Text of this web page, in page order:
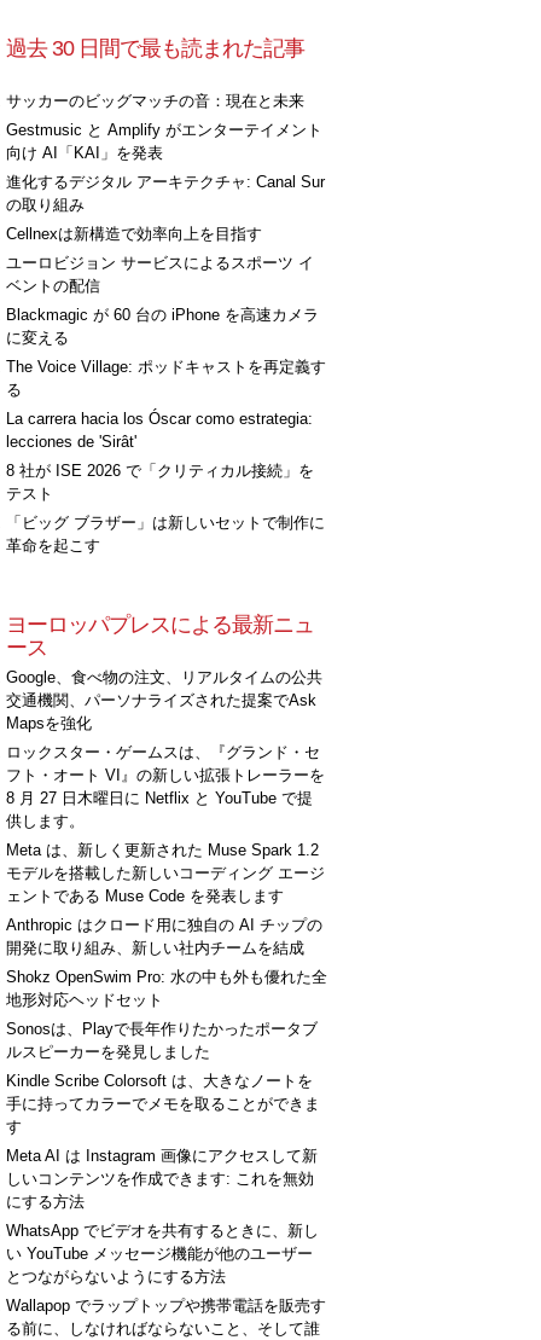
過去 30 日間で最も読まれた記事
サッカーのビッグマッチの音：現在と未来
Gestmusic と Amplify がエンターテイメント
向け AI「KAI」を発表
進化するデジタル アーキテクチャ: Canal Sur
の取り組み
Cellnexは新構造で効率向上を目指す
ユーロビジョン サービスによるスポーツ イ
ベントの配信
Blackmagic が 60 台の iPhone を高速カメラ
に変える
The Voice Village: ポッドキャストを再定義す
る
La carrera hacia los Óscar como estrategia:
lecciones de 'Sirât'
8 社が ISE 2026 で「クリティカル接続」を
テスト
「ビッグ ブラザー」は新しいセットで制作に
革命を起こす
ヨーロッパプレスによる最新ニュ
ース
Google、食べ物の注文、リアルタイムの公共
交通機関、パーソナライズされた提案でAsk
Mapsを強化
ロックスター・ゲームスは、『グランド・セ
フト・オート VI』の新しい拡張トレーラーを
8 月 27 日木曜日に Netflix と YouTube で提
供します。
Meta は、新しく更新された Muse Spark 1.2
モデルを搭載した新しいコーディング エージ
ェントである Muse Code を発表します
Anthropic はクロード用に独自の AI チップの
開発に取り組み、新しい社内チームを結成
Shokz OpenSwim Pro: 水の中も外も優れた全
地形対応ヘッドセット
Sonosは、Playで長年作りたかったポータブ
ルスピーカーを発見しました
Kindle Scribe Colorsoft は、大きなノートを
手に持ってカラーでメモを取ることができま
す
Meta AI は Instagram 画像にアクセスして新
しいコンテンツを作成できます: これを無効
にする方法
WhatsApp でビデオを共有するときに、新し
い YouTube メッセージ機能が他のユーザー
とつながらないようにする方法
Wallapop でラップトップや携帯電話を販売す
る前に、しなければならないこと、そして誰